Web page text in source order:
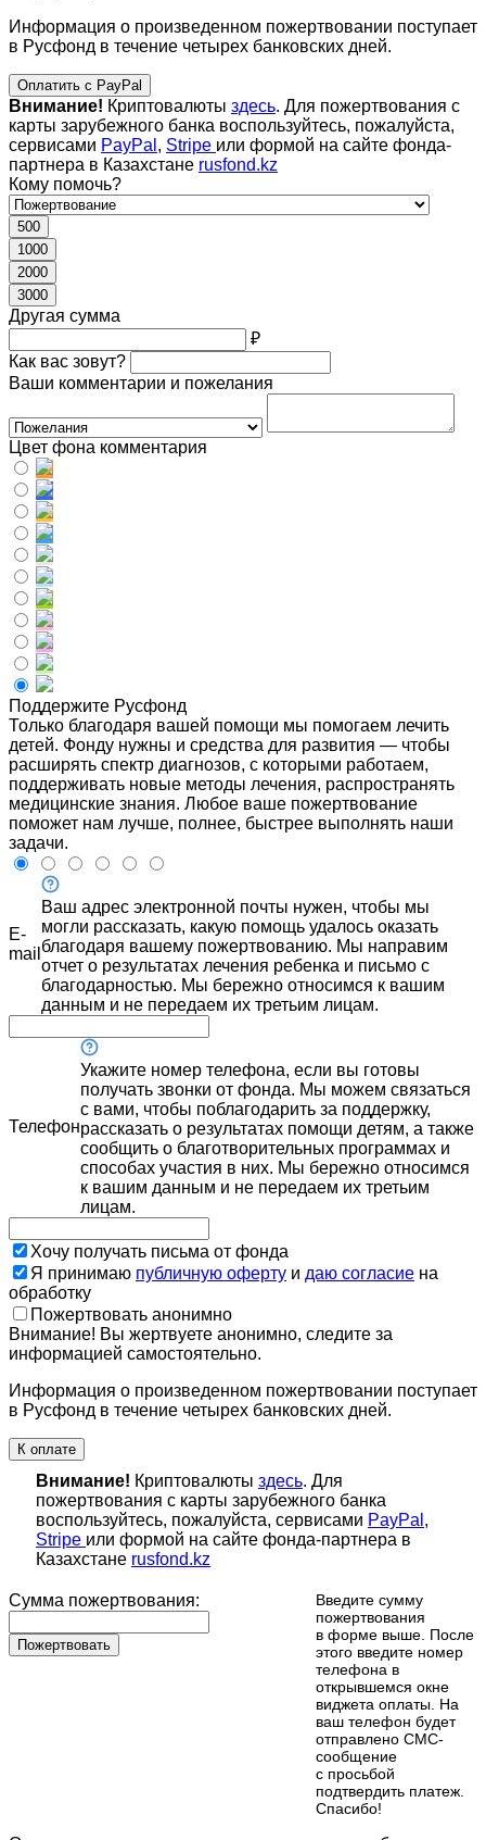
Информация о произведенном пожертвовании поступает
в Русфонд в течение четырех банковских дней.
Оплатить с PayPal
Внимание! Криптовалюты здесь. Для пожертвования с
карты зарубежного банка воспользуйтесь, пожалуйста,
сервисами PayPal , Stripe или формой на сайте фонда-
партнера в Казахстане rusfond.kz
Кому помочь?
500
1000
2000
3000
Другая сумма
₽
Как вас зовут?
Ваши комментарии и пожелания
Цвет фона комментария
Поддержите Русфонд
Только благодаря вашей помощи мы помогаем лечить
детей. Фонду нужны и средства для развития — чтобы
расширять спектр диагнозов, с которыми работаем,
поддерживать новые методы лечения, распространять
медицинские знания. Любое ваше пожертвование
поможет нам лучше, полнее, быстрее выполнять наши
задачи.
E-
mail
Ваш адрес электронной почты нужен, чтобы мы
могли рассказать, какую помощь удалось оказать
благодаря вашему пожертвованию. Мы направим
отчет о результатах лечения ребенка и письмо с
благодарностью. Мы бережно относимся к вашим
данным и не передаем их третьим лицам.
Телефон
Укажите номер телефона, если вы готовы
получать звонки от фонда. Мы можем связаться
с вами, чтобы поблагодарить за поддержку,
рассказать о результатах помощи детям, а также
сообщить о благотворительных программах и
способах участия в них. Мы бережно относимся
к вашим данным и не передаем их третьим
лицам.
Хочу получать письма от фонда
Я принимаю публичную оферту и даю согласие на
обработку
Пожертвовать анонимно
Внимание! Вы жертвуете анонимно, следите за
информацией самостоятельно.
Информация о произведенном пожертвовании поступает
в Русфонд в течение четырех банковских дней.
К оплате
Внимание! Криптовалюты здесь. Для
пожертвования с карты зарубежного банка
воспользуйтесь, пожалуйста, сервисами PayPal ,
Stripe или формой на сайте фонда-партнера в
Казахстане rusfond.kz
Сумма пожертвования:
Пожертвовать
Введите сумму
пожертвования
в форме выше. После
этого введите номер
телефона в
открывшемся окне
виджета оплаты. На
ваш телефон будет
отправлено СМС-
сообщение
с просьбой
подтвердить платеж.
Cпасибо!